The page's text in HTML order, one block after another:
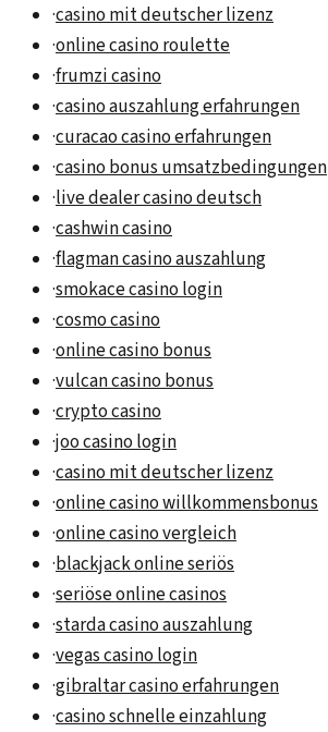
·casino mit deutscher lizenz
·online casino roulette
·frumzi casino
·casino auszahlung erfahrungen
·curacao casino erfahrungen
·casino bonus umsatzbedingungen
·live dealer casino deutsch
·cashwin casino
·flagman casino auszahlung
·smokace casino login
·cosmo casino
·online casino bonus
·vulcan casino bonus
·crypto casino
·joo casino login
·casino mit deutscher lizenz
·online casino willkommensbonus
·online casino vergleich
·blackjack online seriös
·seriöse online casinos
·starda casino auszahlung
·vegas casino login
·gibraltar casino erfahrungen
·casino schnelle einzahlung